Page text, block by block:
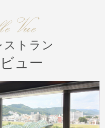
ストラン
ュー